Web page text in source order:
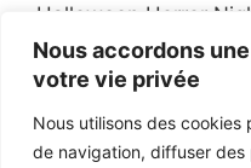
Nous accordons
votre vie privée
Nous utilisons des
de navigation, diffuser
Halloween Horror